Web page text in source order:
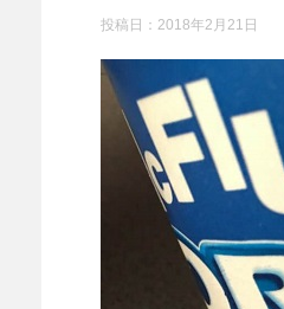
投稿日： 2018年2月21日